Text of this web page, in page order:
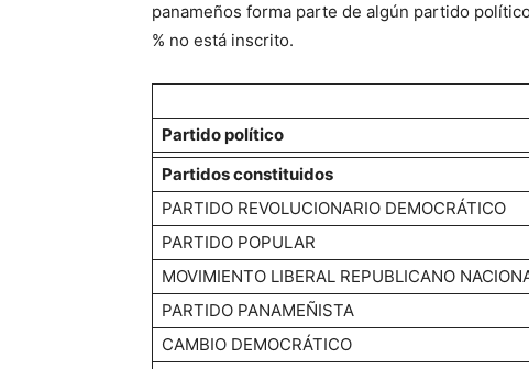
panameños forma parte de algún partido
% no está inscrito.
Partido político
Partidos constituidos
PARTIDO REVOLUCIONARIO DEMOCRÁTICO
PARTIDO POPULAR
MOVIMIENTO LIBERAL REPUBLICANO
PARTIDO PANAMEÑISTA
CAMBIO DEMOCRÁTICO